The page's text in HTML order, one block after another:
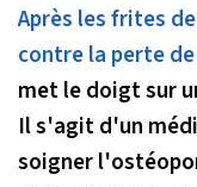
Après les frites
contre la perte
met le doigt sur
Il s'agit d'un
soigner